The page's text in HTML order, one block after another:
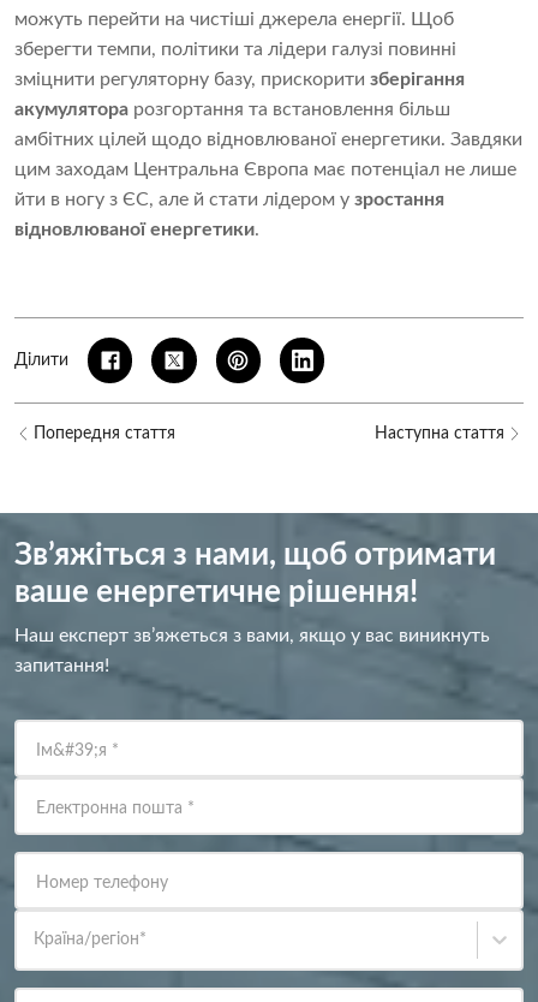
можуть перейти на чистіші джерела енергії. Щоб
зберегти темпи, політики та лідери галузі повинні
зміцнити регуляторну базу, прискорити зберігання
акумулятора розгортання та встановлення більш
амбітних цілей щодо відновлюваної енергетики. Завдяки
цим заходам Центральна Європа має потенціал не лише
йти в ногу з ЄС, але й стати лідером у зростання
відновлюваної енергетики.
Ділити
Попередня стаття Наступна стаття
Зв’яжіться з нами, щоб отримати
ваше енергетичне рішення!
Наш експерт зв’яжеться з вами, якщо у вас виникнуть
запитання!
Ім&#39;я *
Електронна пошта *
Номер телефону
Країна/регіон*